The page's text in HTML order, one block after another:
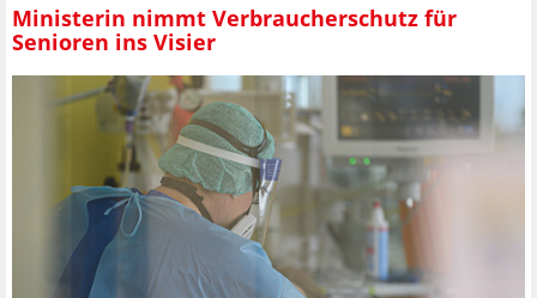
Ministerin nimmt Verbraucherschutz für
Senioren ins Visier